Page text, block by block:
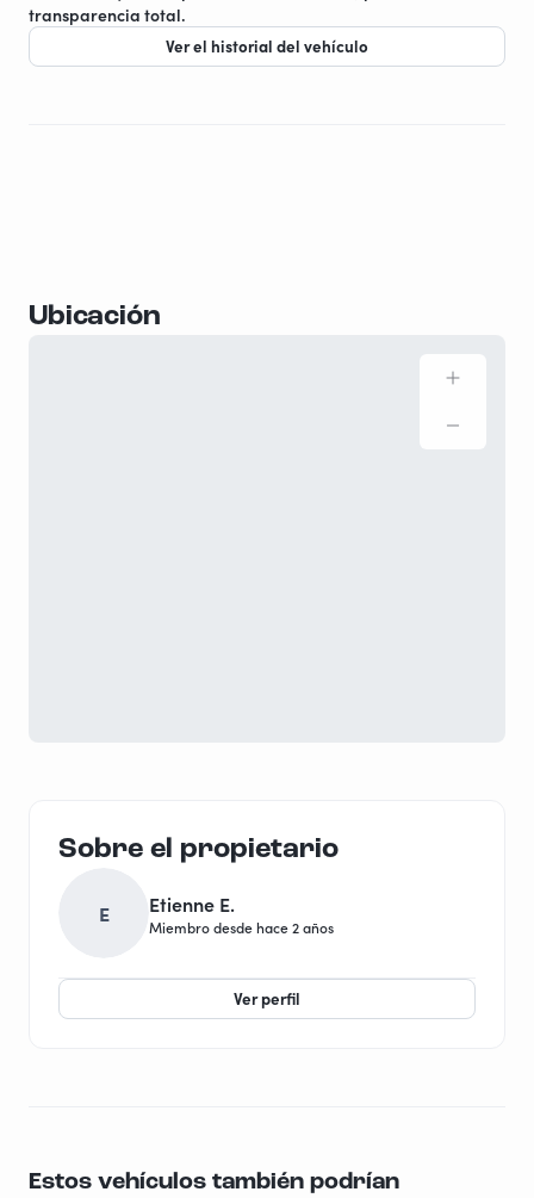
transparencia total.
Ver el historial del vehículo
Ubicación
Sobre el propietario
E Etienne E.
Miembro desde hace 2 años
Ver perfil
Estos vehículos también podrían